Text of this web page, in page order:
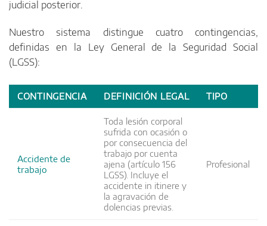
judicial posterior.
Nuestro sistema distingue cuatro contingencias,
definidas en la Ley General de la Seguridad Social
(LGSS):
CONTINGENCIA DEFINICIÓN LEGAL TIPO
Accidente de
trabajo
Toda lesión corporal
sufrida con ocasión o
por consecuencia del
trabajo por cuenta
ajena (artículo 156
LGSS). Incluye el
accidente in itinere y
la agravación de
dolencias previas.
Profesional